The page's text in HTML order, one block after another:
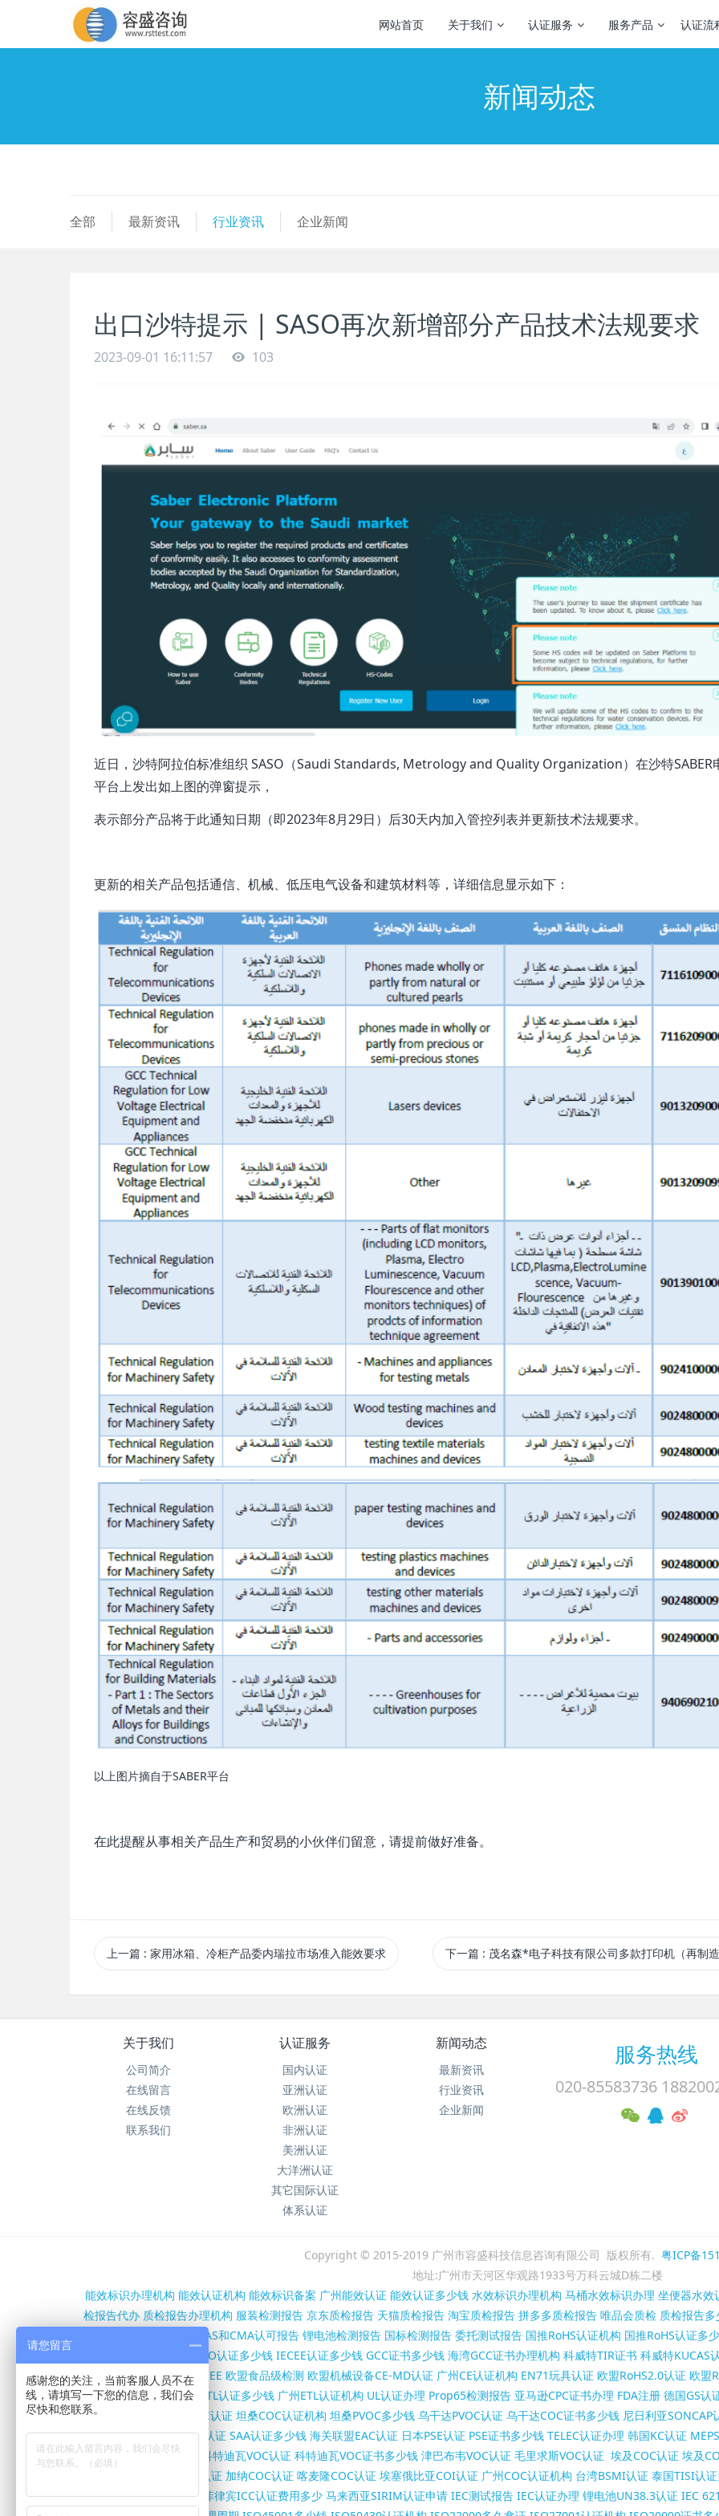
网站首页 关于我们 认证服务 服务产品 认证流
新闻动态
全部 最新资讯 行业资讯 企业新闻
出口沙特提示 | SASO再次新增部分产品技术法规要求
2023-09-01 16:11:57 103
近日，沙特阿拉伯标准组织 SASO（Saudi Standards, Metrology and Quality Organization）在沙特SABER
平台上发出如上图的弹窗提示，
表示部分产品将于此通知日期（即2023年8月29日）后30天内加入管控列表并更新技术法规要求。
更新的相关产品包括通信、机械、低压电气设备和建筑材料等，详细信息显示如下：
以上图片摘自于SABER平台
在此提醒从事相关产品生产和贸易的小伙伴们留意，请提前做好准备。
上一篇 : 家用冰箱、冷柜产品委内瑞拉市场准入能效要求 下一篇 : 茂名森*电子科技有限公司多款打印机（再制造）产品获国内1级能效标识
关于我们
公司简介
在线留言
在线反馈
联系我们
认证服务
国内认证
亚洲认证
欧洲认证
非洲认证
美洲认证
大洋洲认证
其它国际认证
体系认证
新闻动态
最新资讯
行业资讯
企业新闻
服务热线
020-85583736
Copyright © 2015-2019 广州市容盛科技信息咨询有限公司 版权所有. 粤ICP备
地址:广州市天河区华观路1933号万科云城D栋二楼
能效标识办理机构 能效认证机构 能效标识备案 广州能效认证 能效认证多少钱 水效标识办理机构 马桶水效标识办理 坐便器水效
检报告代办 质检报告办理机构 服装检测报告 京东质检报告 天猫质检报告 淘宝质检报告 拼多多质检报告 唯品会质检 质检报告
CNAS和CMA认可报告 锂电池检测报告 国标检测报告 委托测试报告 国推RoHS认证机构 国推RoHS认证多
SASO认证多少钱 IECEE认证多少钱 GCC证书多少钱 海湾GCC证书办理机构 科威特TIR证书 科威特KUCAS
证
欧盟RED认证 欧盟WEEE 欧盟食品级检测 欧盟机械设备CE-MD认证 广州CE认证机构 EN71玩具认证 欧盟RoHS2.0认证 欧盟
构 FCC证书多少钱 北美ETL认证多少钱 广州ETL认证机构 UL认证办理 Prop65检测报告 亚马逊CPC证书办理 FDA注册 德国GS认
书办理机构
坦桑尼亚COC认证 坦桑COC认证机构 坦桑PVOC多少钱 乌干达PVOC认证 乌干达COC证书多少钱 尼日利亚SONCAP
SC证书多少钱 澳洲RCM认证 SAA认证多少钱 海关联盟EAC认证 日本PSE认证 PSE证书多少钱 TELEC认证办理 韩国KC认证
认证 伊朗VOC/COI认证 科特迪瓦VOC认证 科特迪瓦VOC证书多少钱 津巴布韦VOC认证 毛里求斯VOC认证 埃及COC认证 埃及
尼日尔COC认证 加纳COC认证 喀麦隆COC认证 埃塞俄比亚COI认证 广州COC认证机构 台湾BSMI认证 泰国TISI认
柬埔寨ISC认证怎么办理
菲律宾ICC认证费用多少 马来西亚SIRIM认证申请 IEC测试报告 IEC认证办理 锂电池UN38.3认证 IEC
请您留言
感谢您的关注，当前客服人员不在
线，请填写一下您的信息，我们会
尽快和您联系。